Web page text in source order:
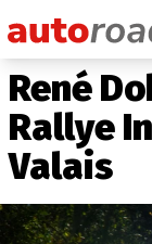
René
Rallye
Valais